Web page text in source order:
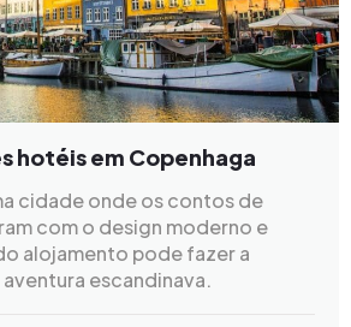
hotéis em Copenhaga
cidade onde os contos de
com o design moderno e
alojamento pode fazer a
escandinava.